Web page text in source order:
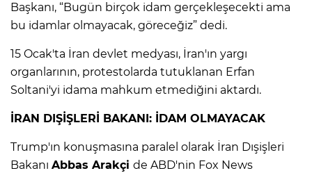
Başkanı, “Bugün birçok idam gerçekleşecekti ama
bu idamlar olmayacak, göreceğiz” dedi.
15 Ocak'ta İran devlet medyası, İran'ın yargı
organlarının, protestolarda tutuklanan Erfan
Soltani'yi idama mahkum etmediğini aktardı.
İRAN DIŞİŞLERİ BAKANI: İDAM OLMAYACAK
Trump'ın konuşmasına paralel olarak İran Dışişleri
Bakanı Abbas Arakçi de ABD'nin Fox News